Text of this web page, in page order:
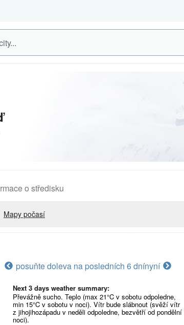
o středisku
Mapy počasí
posuňte doleva na posledních 6 dnínyní
Next 3 days weather summary:
Převážně sucho. Teplo (max 21°C v sobotu odpoledne,
min 15°C v sobotu v noci). Vítr bude slábnout (svěží vítr
z jihojihozápadu v neděli odpoledne, bezvětří od pondělní
noci).